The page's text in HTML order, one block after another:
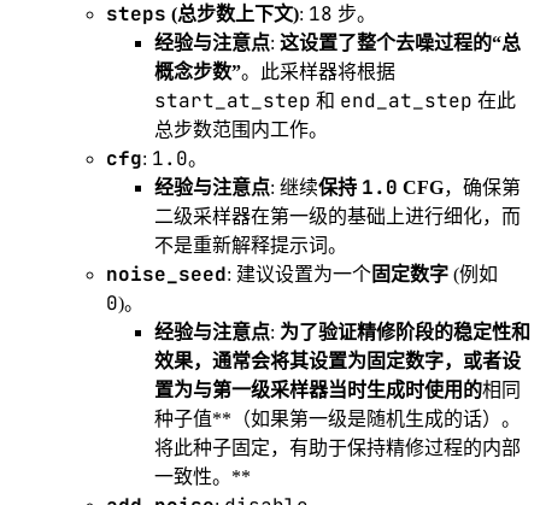
steps (总步数上下文): 18 步。
经验与注意点: 这设置了整个去噪过程的“总
概念步数”。此采样器将根据
start_at_step 和 end_at_step 在此
总步数范围内工作。
cfg: 1.0。
经验与注意点: 继续保持 1.0 CFG，确保第
二级采样器在第一级的基础上进行细化，而
不是重新解释提示词。
noise_seed: 建议设置为一个固定数字 (例如
0)。
经验与注意点: 为了验证精修阶段的稳定性和
效果，通常会将其设置为固定数字，或者设
置为与第一级采样器当时生成时使用的相同
种子值**（如果第一级是随机生成的话）。
将此种子固定，有助于保持精修过程的内部
一致性。**